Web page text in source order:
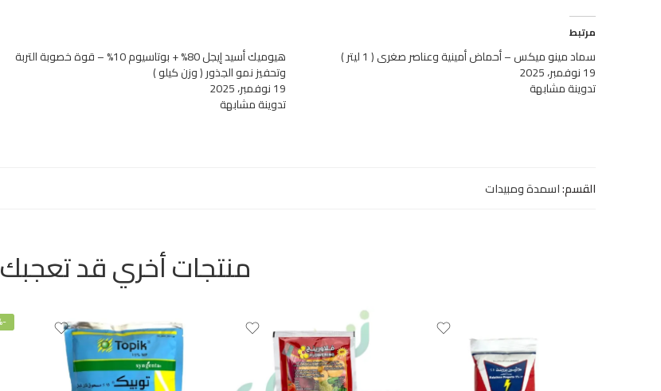
مرتبط
سماد مينو ميكس – أحماض أمينية وعناصر صغرى ( 1 ليتر )
19 نوفمبر، 2025
تدوينة مشابهة
هيوميك أسيد إيجل 80% + بوتاسيوم 10% – قوة خصوبة التربة
وتحفيز نمو الجذور ( وزن كيلو )
19 نوفمبر، 2025
تدوينة مشابهة
القسم:اسمدة ومبيدات
منتجات أخري قد تعجبك
-5%